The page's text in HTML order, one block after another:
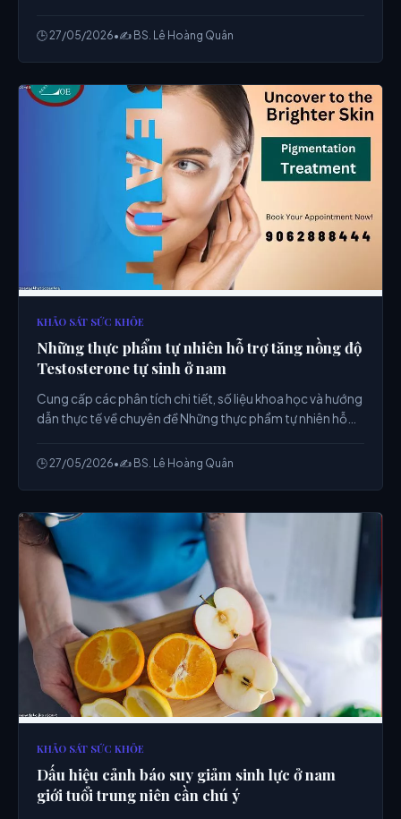
🕒 27/05/2026•✍️ BS. Lê Hoàng Quân
KHẢO SÁT SỨC KHỎE
Những thực phẩm tự nhiên hỗ trợ tăng nồng độ
Testosterone tự sinh ở nam
Cung cấp các phân tích chi tiết, số liệu khoa học và hướng
dẫn thực tế về chuyên đề Những thực phẩm tự nhiên hỗ
gia.
🕒 27/05/2026•✍️ BS. Lê Hoàng Quân
KHẢO SÁT SỨC KHỎE
Dấu hiệu cảnh báo suy giảm sinh lực ở nam
giới tuổi trung niên cần chú ý